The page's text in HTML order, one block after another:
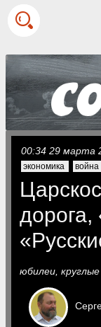
00:34 29 марта
экономика война
юбилеи,